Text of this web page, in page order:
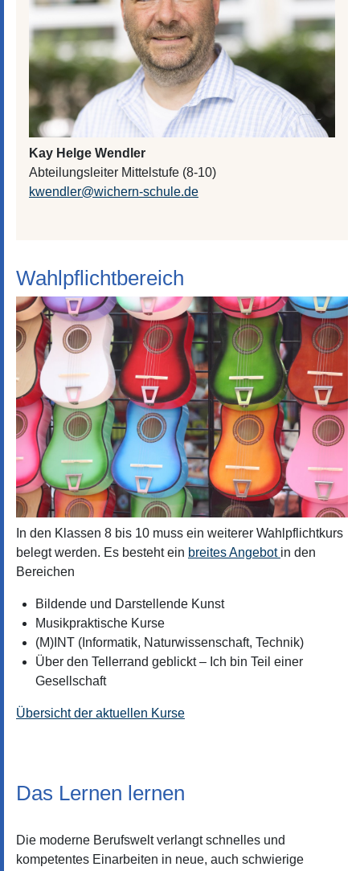
Kay Helge Wendler
Abteilungsleiter Mittelstufe (8-10)
kwendler@wichern-schule.de
Wahlpflichtbereich
In den Klassen 8 bis 10 muss ein weiterer Wahlpflichtkurs
belegt werden. Es besteht ein breites Angebot in den
Bereichen
Bildende und Darstellende Kunst
Musikpraktische Kurse
(M)INT (Informatik, Naturwissenschaft, Technik)
Über den Tellerrand geblickt – Ich bin Teil einer
Gesellschaft
Übersicht der aktuellen Kurse
Das Lernen lernen
Die moderne Berufswelt verlangt schnelles und
kompetentes Einarbeiten in neue, auch schwierige